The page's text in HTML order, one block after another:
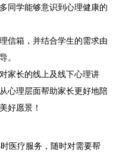
同学能够意识到心理健康的
箱，并结合学生的需求由
。
长的线上及线下心理讲
心理层面帮助家长更好地陪
好愿景！
医疗服务，随时对需要帮